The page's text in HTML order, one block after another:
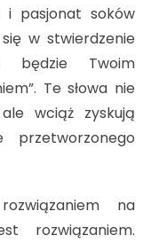
i pasjonat soków
w stwierdzenie
będzie Twoim
Te słowa nie
wciąż zyskują
przetworzonego
na
rozwiązaniem.